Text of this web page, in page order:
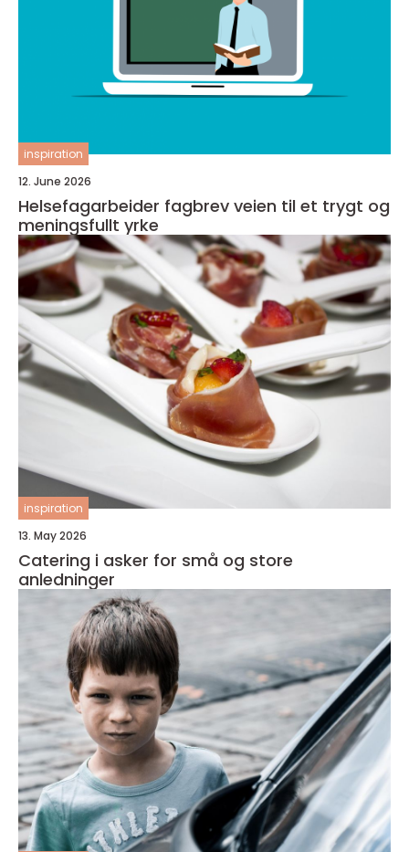
inspiration
12. June 2026
Helsefagarbeider fagbrev veien til et trygt og
meningsfullt yrke
inspiration
13. May 2026
Catering i asker for små og store
anledninger